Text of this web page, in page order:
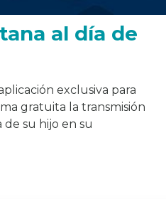
al día de
exclusiva para
gratuita la transmisión
su hijo en su